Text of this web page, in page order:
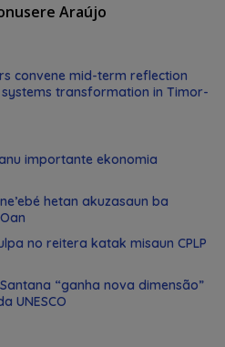
Araújo
convene mid-term reflection
transformation in Timor-
importante ekonomia
hetan akuzasaun ba
no reitera katak misaun CPLP
“ganha nova dimensão”
UNESCO